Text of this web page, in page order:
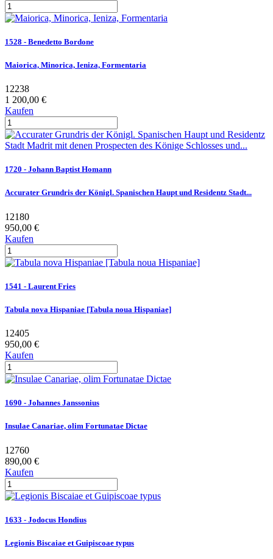
1528 - Benedetto Bordone
Maiorica, Minorica, Ieniza, Formentaria
12238
1 200,00 €
Kaufen
1720 - Johann Baptist Homann
Accurater Grundris der Königl. Spanischen Haupt und Residentz Stadt...
12180
950,00 €
Kaufen
1541 - Laurent Fries
Tabula nova Hispaniae [Tabula noua Hispaniae]
12405
950,00 €
Kaufen
1690 - Johannes Janssonius
Insulae Canariae, olim Fortunatae Dictae
12760
890,00 €
Kaufen
1633 - Jodocus Hondius
Legionis Biscaiae et Guipiscoae typus